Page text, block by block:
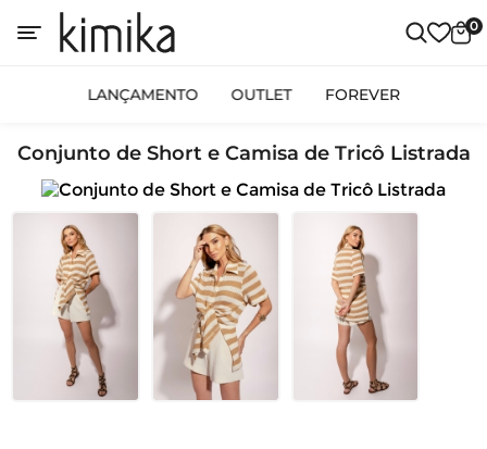
0
LANÇAMENTO OUTLET FOREVER
Conjunto de Short e Camisa de Tricô Listrada